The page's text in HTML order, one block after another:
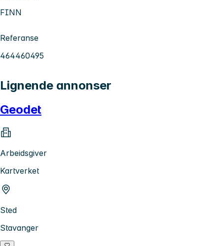
FINN
Referanse
464460495
Lignende annonser
Geodet
Arbeidsgiver
Kartverket
Sted
Stavanger